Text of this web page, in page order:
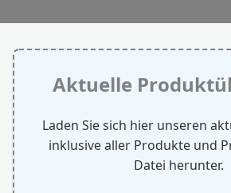
Aktuelle
Laden Sie sich hier unseren
inklusive aller Produkte und
Datei herunter.